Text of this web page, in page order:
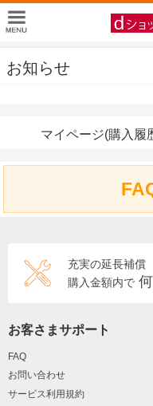
お知らせ
マイページ(購入履
充実の延長補償
購入金額内で
お客さまサポート
FAQ
お問い合わせ
サービス利用規約